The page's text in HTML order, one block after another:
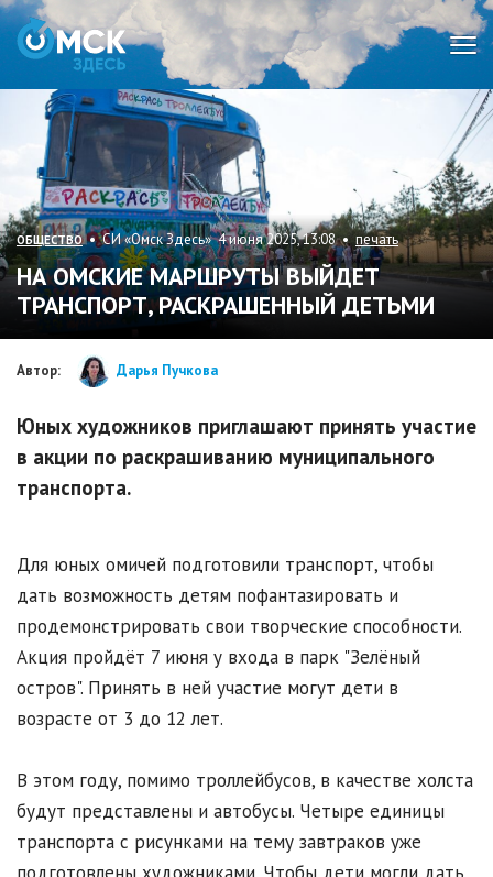
ОБЩЕСТВО• СИ «Омск Здесь» 4 июня 2025, 13:08 • печать
НА ОМСКИЕ МАРШРУТЫ ВЫЙДЕТ
ТРАНСПОРТ, РАСКРАШЕННЫЙ ДЕТЬМИ
Автор: Дарья Пучкова
Юных художников приглашают принять участие
в акции по раскрашиванию муниципального
транспорта.
Для юных омичей подготовили транспорт, чтобы
дать возможность детям пофантазировать и
продемонстрировать свои творческие способности.
Акция пройдёт 7 июня у входа в парк "Зелёный
остров". Принять в ней участие могут дети в
возрасте от 3 до 12 лет.
В этом году, помимо троллейбусов, в качестве холста
будут представлены и автобусы. Четыре единицы
транспорта с рисунками на тему завтраков уже